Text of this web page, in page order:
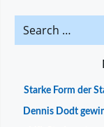
Search
for:
Starke Form der
Dennis Dodt